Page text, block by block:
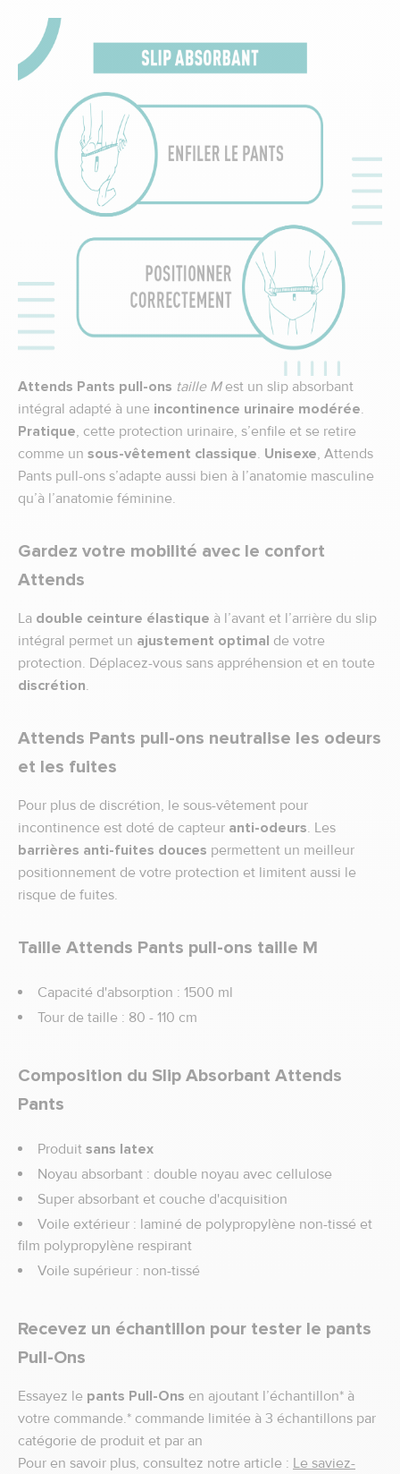
Attends Pants pull-ons taille Mest un slip absorbant
intégral adapté à une incontinence urinaire modérée.
Pratique, cette protection urinaire, s’enfile et se retire
comme un sous-vêtement classique. Unisexe, Attends
Pants pull-ons s’adapte aussi bien à l’anatomie masculine
qu’à l’anatomie féminine.
Gardez votre mobilité avec le confort
Attends
La double ceinture élastique à l’avant et l’arrière du slip
intégral permet un ajustement optimal de votre
protection. Déplacez-vous sans appréhension et en toute
discrétion.
Attends Pants pull-ons neutralise les odeurs
et les fuites
Pour plus de discrétion, le sous-vêtement pour
incontinence est doté de capteur anti-odeurs. Les
barrières anti-fuites douces permettent un meilleur
positionnement de votre protection et limitent aussi le
risque de fuites.
Taille Attends Pants pull-ons taille M
Capacité d'absorption : 1500 ml
Tour de taille : 80 - 110 cm
Composition du Slip Absorbant Attends
Pants
Produit sans latex
Noyau absorbant : double noyau avec cellulose
Super absorbant et couche d'acquisition
Voile extérieur : laminé de polypropylène non-tissé et
film polypropylène respirant
Voile supérieur : non-tissé
Recevez un échantillon pour tester le pants
Pull-Ons
Essayez le pants Pull-Ons en ajoutant l’échantillon* à
votre commande.* commande limitée à 3 échantillons par
catégorie de produit et par an
Pour en savoir plus, consultez notre article : Le saviez-